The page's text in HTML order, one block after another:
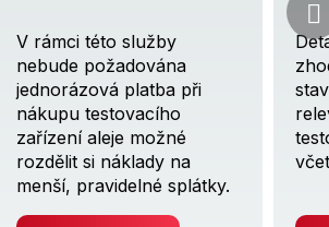
při
Detailní posouzení a
zhodnocení technického
stavu, výkonnosti a
relevantních aspektů
testovacího zařízení
včetně.